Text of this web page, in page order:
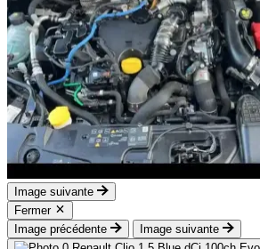
Image suivante
Fermer
Image précédente
Image suivante